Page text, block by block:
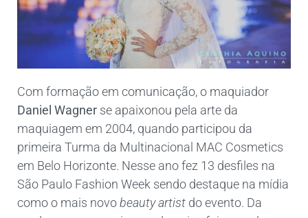
Com formação em comunicação, o maquiador
Daniel Wagner se apaixonou pela arte da
maquiagem em 2004, quando participou da
primeira Turma da Multinacional MAC Cosmetics
em Belo Horizonte. Nesse ano fez 13 desfiles na
São Paulo Fashion Week sendo destaque na mídia
como o mais novobeauty artist do evento. Da